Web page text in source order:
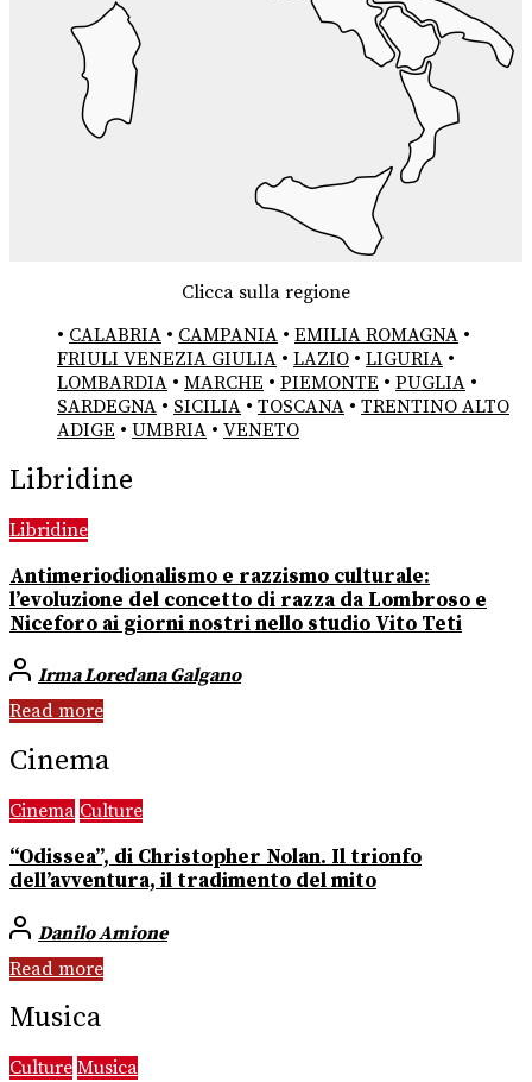
Clicca sulla regione
• CALABRIA • CAMPANIA • EMILIA ROMAGNA •
FRIULI VENEZIA GIULIA • LAZIO • LIGURIA •
LOMBARDIA • MARCHE • PIEMONTE • PUGLIA •
SARDEGNA • SICILIA • TOSCANA • TRENTINO ALTO
ADIGE • UMBRIA • VENETO
Libridine
Libridine
Antimeriodionalismo e razzismo culturale:
l’evoluzione del concetto di razza da Lombroso e
Niceforo ai giorni nostri nello studio Vito Teti
Irma Loredana Galgano
Read more
Cinema
Cinema Culture
“Odissea”, di Christopher Nolan. Il trionfo
dell’avventura, il tradimento del mito
Danilo Amione
Read more
Musica
Culture Musica